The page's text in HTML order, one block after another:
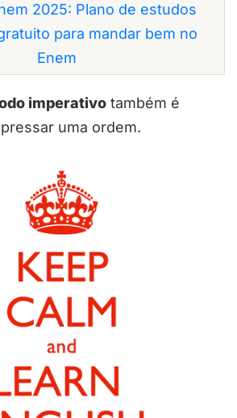
2025: Plano de estudos
para mandar bem no
Enem
imperativo também é
uma ordem.